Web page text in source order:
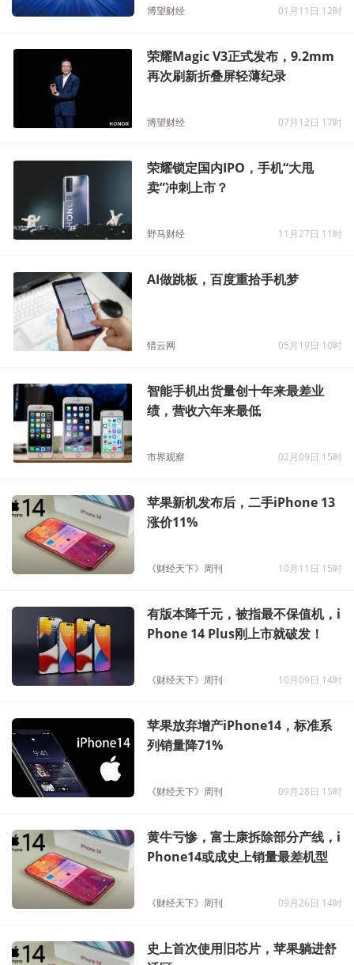
博望财经 01月11日 12时
荣耀Magic V3正式发布，9.2mm
再次刷新折叠屏轻薄纪录
博望财经 07月12日 17时
荣耀锁定国内IPO，手机“大甩
卖”冲刺上市？
野马财经 11月27日 11时
AI做跳板，百度重拾手机梦
猎云网 05月19日 10时
智能手机出货量创十年来最差业
绩，营收六年来最低
市界观察 02月09日 15时
苹果新机发布后，二手iPhone 13
涨价11%
《财经天下》周刊 10月11日 15时
有版本降千元，被指最不保值机，i
Phone 14 Plus刚上市就破发！
《财经天下》周刊 10月09日 14时
苹果放弃增产iPhone14，标准系
列销量降71%
《财经天下》周刊 09月28日 15时
黄牛亏惨，富士康拆除部分产线，i
Phone14或成史上销量最差机型
《财经天下》周刊 09月26日 14时
史上首次使用旧芯片，苹果躺进舒